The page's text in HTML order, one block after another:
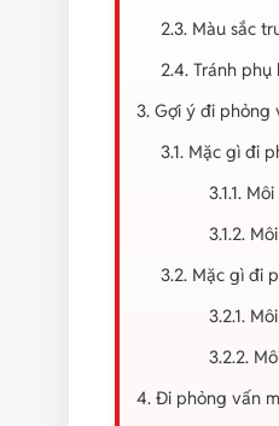
2.3. Màu sắc
2.4. Tránh
3. Gợi ý đi phỏng
3.1. Mặc gì đi
3.1.1.
3.1.2.
3.2. Mặc gì đi
3.2.1.
3.2.2.
4. Đi phỏng vấn